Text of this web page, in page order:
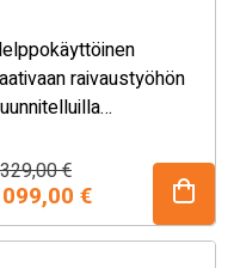
raivaustyöhön
2,2 kW
AutoTune
€
€.
€
€.